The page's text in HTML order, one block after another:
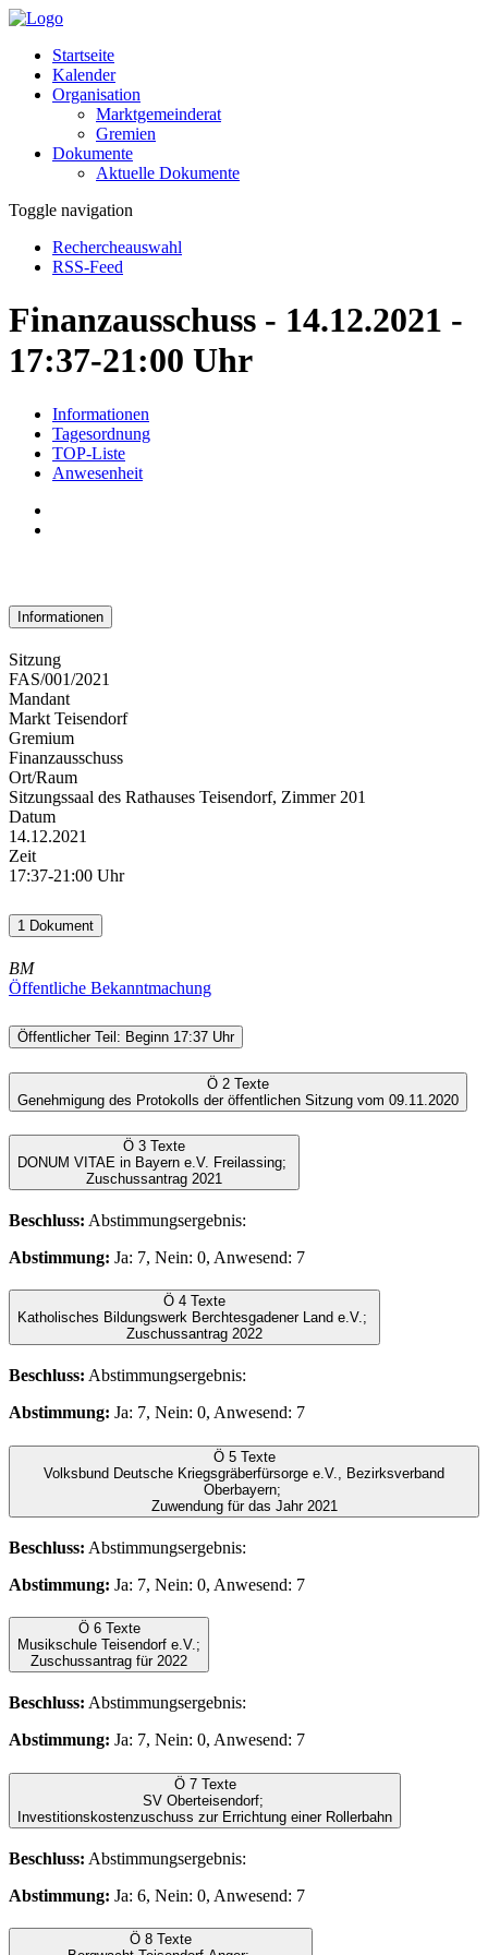
Startseite
Kalender
Organisation
Marktgemeinderat
Gremien
Dokumente
Aktuelle Dokumente
Toggle navigation
Rechercheauswahl
RSS-Feed
Finanzausschuss - 14.12.2021 -
17:37-21:00 Uhr
Informationen
Tagesordnung
TOP-Liste
Anwesenheit
Informationen
Sitzung
FAS/001/2021
Mandant
Markt Teisendorf
Gremium
Finanzausschuss
Ort/Raum
Sitzungssaal des Rathauses Teisendorf, Zimmer 201
Datum
14.12.2021
Zeit
17:37-21:00 Uhr
1 Dokument
BM
Öffentliche Bekanntmachung
Öffentlicher Teil: Beginn 17:37 Uhr
Ö 2 Texte
Genehmigung des Protokolls der öffentlichen Sitzung vom 09.11.2020
Ö 3 Texte
DONUM VITAE in Bayern e.V. Freilassing;
Zuschussantrag 2021
Beschluss: Abstimmungsergebnis:
Abstimmung: Ja: 7, Nein: 0, Anwesend: 7
Ö 4 Texte
Katholisches Bildungswerk Berchtesgadener Land e.V.;
Zuschussantrag 2022
Beschluss: Abstimmungsergebnis:
Abstimmung: Ja: 7, Nein: 0, Anwesend: 7
Ö 5 Texte
Volksbund Deutsche Kriegsgräberfürsorge e.V., Bezirksverband
Oberbayern;
Zuwendung für das Jahr 2021
Beschluss: Abstimmungsergebnis:
Abstimmung: Ja: 7, Nein: 0, Anwesend: 7
Ö 6 Texte
Musikschule Teisendorf e.V.;
Zuschussantrag für 2022
Beschluss: Abstimmungsergebnis:
Abstimmung: Ja: 7, Nein: 0, Anwesend: 7
Ö 7 Texte
SV Oberteisendorf;
Investitionskostenzuschuss zur Errichtung einer Rollerbahn
Beschluss: Abstimmungsergebnis:
Abstimmung: Ja: 6, Nein: 0, Anwesend: 7
Ö 8 Texte